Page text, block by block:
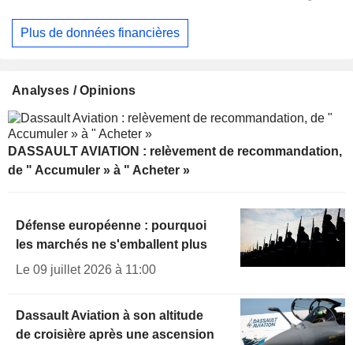
Plus de données financières
Analyses / Opinions
DASSAULT AVIATION : relèvement de recommandation,
de " Accumuler » à " Acheter »
Défense européenne : pourquoi
les marchés ne s'emballent plus
Le 09 juillet 2026 à 11:00
Dassault Aviation à son altitude
de croisière après une ascension